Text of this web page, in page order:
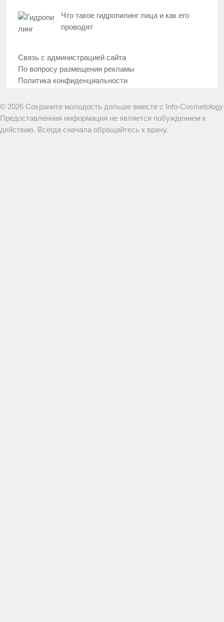
Что такое гидропилинг лица и как его
проводят
Связь с администрацией сайта
По вопросу размещения рекламы
Политика конфиденциальности
© 2026 Сохраните молодость дольше вместе с Info-Cosmetology
Предоставленная информация не является побуждением к
действию. Всегда сначала обращайтесь к врачу.